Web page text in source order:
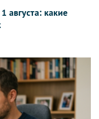
августа: какие